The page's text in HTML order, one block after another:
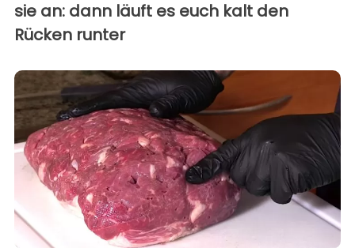
sie an: dann läuft es euch kalt den
Rücken runter